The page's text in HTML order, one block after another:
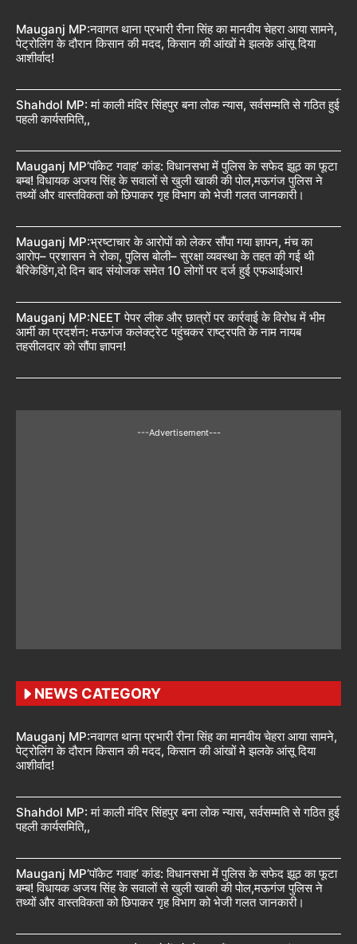
Mauganj MP:नवागत थाना प्रभारी रीना सिंह का मानवीय चेहरा आया सामने,
पेट्रोलिंग के दौरान किसान की मदद, किसान की आंखों मे झलके आंसू दिया
आशीर्वाद!
Shahdol MP: मां काली मंदिर सिंहपुर बना लोक न्यास, सर्वसम्मति से गठित हुई
पहली कार्यसमिति,,
Mauganj MP’पॉकेट गवाह’ कांड: विधानसभा में पुलिस के सफेद झूठ का फूटा
बम्ब! विधायक अजय सिंह के सवालों से खुली खाकी की पोल,मऊगंज पुलिस ने
तथ्यों और वास्तविकता को छिपाकर गृह विभाग को भेजी गलत जानकारी।
Mauganj MP:भ्रष्टाचार के आरोपों को लेकर सौंपा गया ज्ञापन, मंच का
आरोप– प्रशासन ने रोका, पुलिस बोली– सुरक्षा व्यवस्था के तहत की गई थी
बैरिकेडिंग,दो दिन बाद संयोजक समेत 10 लोगों पर दर्ज हुई एफआईआर!
Mauganj MP:NEET पेपर लीक और छात्रों पर कार्रवाई के विरोध में भीम
आर्मी का प्रदर्शन: मऊगंज कलेक्ट्रेट पहुंचकर राष्ट्रपति के नाम नायब
तहसीलदार को सौंपा ज्ञापन!
---Advertisement---
NEWS CATEGORY
Mauganj MP:नवागत थाना प्रभारी रीना सिंह का मानवीय चेहरा आया सामने,
पेट्रोलिंग के दौरान किसान की मदद, किसान की आंखों मे झलके आंसू दिया
आशीर्वाद!
Shahdol MP: मां काली मंदिर सिंहपुर बना लोक न्यास, सर्वसम्मति से गठित हुई
पहली कार्यसमिति,,
Mauganj MP’पॉकेट गवाह’ कांड: विधानसभा में पुलिस के सफेद झूठ का फूटा
बम्ब! विधायक अजय सिंह के सवालों से खुली खाकी की पोल,मऊगंज पुलिस ने
तथ्यों और वास्तविकता को छिपाकर गृह विभाग को भेजी गलत जानकारी।